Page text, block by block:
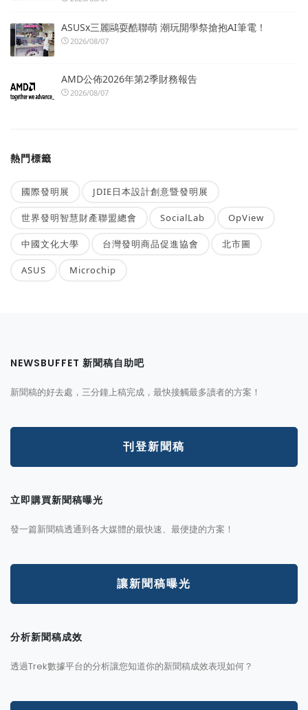
ASUSx三麗鷗耍酷聯萌 潮玩開學祭搶抱AI筆電！
2026/08/07
AMD公佈2026年第2季財務報告
2026/08/07
熱門標籤
國際發明展 JDIE日本設計創意暨發明展
世界發明智慧財產聯盟總會 SocialLab OpView
中國文化大學 台灣發明商品促進協會 北市圖
ASUS Microchip
NEWSBUFFET 新聞稿自助吧
新聞稿的好去處，三分鐘上稿完成，最快接觸最多讀者的方案！
刊登新聞稿
立即購買新聞稿曝光
發一篇新聞稿透通到各大媒體的最快速、最便捷的方案！
讓新聞稿曝光
分析新聞稿成效
透過Trek數據平台的分析讓您知道你的新聞稿成效表現如何？